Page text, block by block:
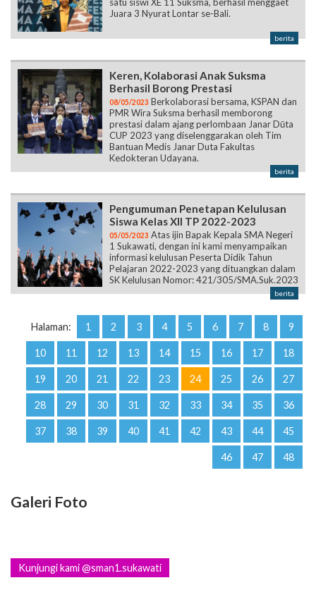
Juara 3 Nyurat Lontar se-Bali.
berita
Keren, Kolaborasi Anak Suksma
Berhasil Borong Prestasi
08/05/2023 Berkolaborasi bersama, KSPAN dan
PMR Wira Suksma berhasil memborong
prestasi dalam ajang perlombaan Janar Dūta
CUP 2023 yang diselenggarakan oleh Tim
Bantuan Medis Janar Duta Fakultas
Kedokteran Udayana.
berita
Pengumuman Penetapan Kelulusan
Siswa Kelas XII TP 2022-2023
05/05/2023 Atas ijin Bapak Kepala SMA Negeri
1 Sukawati, dengan ini kami menyampaikan
informasi kelulusan Peserta Didik Tahun
Pelajaran 2022-2023 yang dituangkan dalam
SK Kelulusan Nomor: 421/305/SMA.Suk.2023
berita
Halaman: 1 2 3 4 5 6 7 8 9
10 11 12 13 14 15 16 17 18
19 20 21 22 23 24 25 26 27
28 29 30 31 32 33 34 35 36
37 38 39 40 41 42 43 44 45
46 47 48
Galeri Foto
Kunjungi kami @sman1.sukawati